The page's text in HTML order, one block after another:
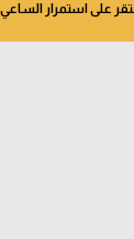
على استمرار